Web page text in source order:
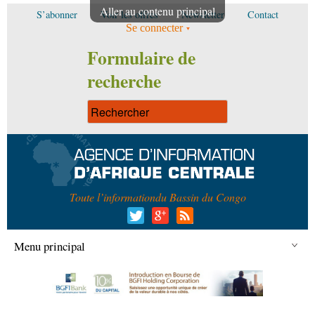
Aller au contenu principal
S’abonner Voir les offres Newsletter Contact
Se connecter
Formulaire de
recherche
Toute l’informationdu Bassin du Congo
Menu principal